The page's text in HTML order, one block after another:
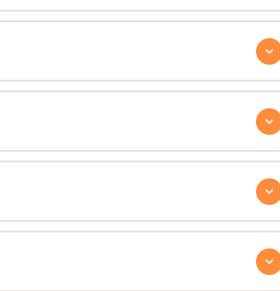
opravdu každý. Klikni naPrůvodce velikostmi
bude hračka.
udání důvodu. Stačí nás kontaktovat na
se to stane — proto se nebojte napsat na
které vás potěší.
— skvělé pro originální dárky nebo párové